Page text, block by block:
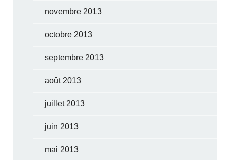
novembre 2013
octobre 2013
septembre 2013
août 2013
juillet 2013
juin 2013
mai 2013